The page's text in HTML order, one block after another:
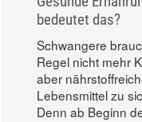
bedeutet das?
Schwangere
Regel nicht mehr
aber
Lebensmittel zu
Denn ab Beginn